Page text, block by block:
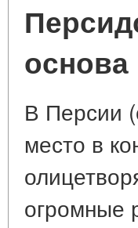
основа
В Персии
место в
огромные